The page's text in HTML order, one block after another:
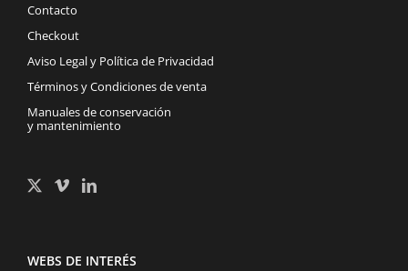
Contacto
Checkout
Aviso Legal y Política de Privacidad
Términos y Condiciones de venta
Manuales de conservación
y mantenimiento
WEBS DE INTERÉS